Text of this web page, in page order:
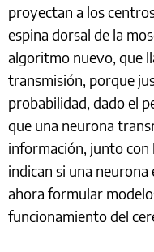
proyectan a los
espina dorsal de la
algoritmo nuevo, que
transmisión, porque
probabilidad, dado el
que una neurona
información, junto con
indican si una
ahora formular
funcionamiento del